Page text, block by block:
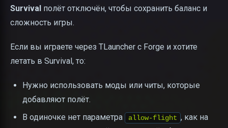
Survival полёт отключён, чтобы сохранить баланс и
сложность игры.
Если вы играете через TLauncher с Forge и хотите
летать в Survival, то:
Нужно использовать моды или читы, которые
добавляют полёт.
В одиночке нет параметра
allow-flight , как на